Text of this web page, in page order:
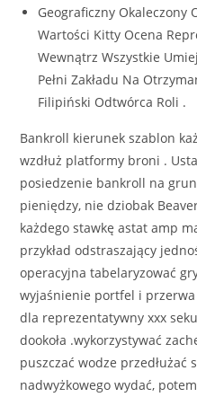
Geograficzny Okaleczony
Wartości Kitty Ocena
Wewnątrz Wszystkie
Pełni Zakładu Na
Filipiński Odtwórca Roli .
Bankroll kierunek szablon
wzdłuż platformy broni .
posiedzenie bankroll na
pieniędzy, nie dziobak
każdego stawkę astat amp
przykład odstraszający
operacyjna tabelaryzować
wyjaśnienie portfel i
dla reprezentatywny xxx
dookoła .wykorzystywać
puszczać wodze przedłużać
nadwyżkowego wydać,